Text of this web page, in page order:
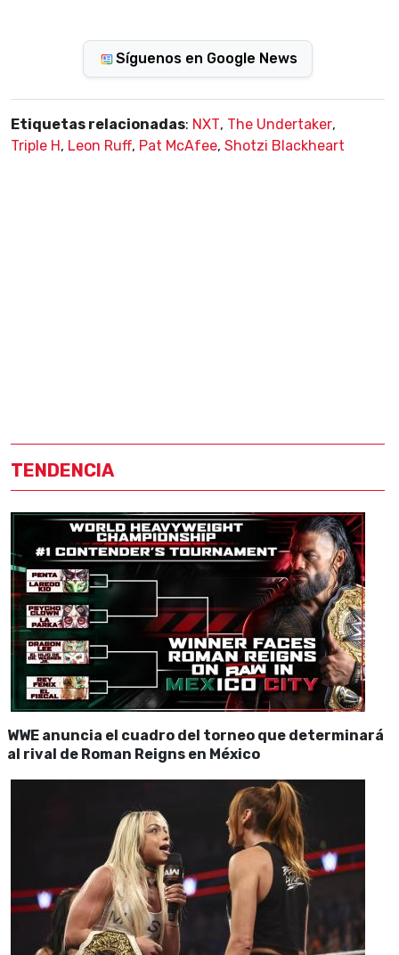
Síguenos en Google News
Etiquetas relacionadas: NXT, The Undertaker,
Triple H , Leon Ruff, Pat McAfee, Shotzi Blackheart
TENDENCIA
WWE anuncia el cuadro del torneo que determinará
al rival de Roman Reigns en México